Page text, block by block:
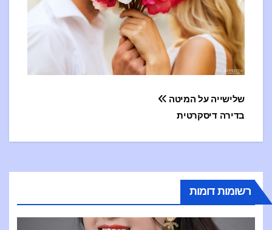
בדירה דיסקרטית
רשומות דומות